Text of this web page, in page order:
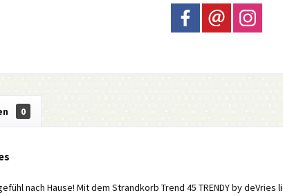
0
nach Hause! Mit dem Strandkorb Trend 45 TRENDY by deVries